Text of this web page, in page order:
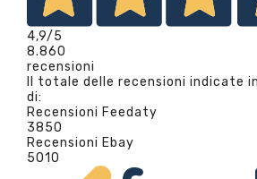
4,9/5
8.860
recensioni
Il totale delle recensioni indicate
di:
Recensioni Feedaty
3850
Recensioni Ebay
5010